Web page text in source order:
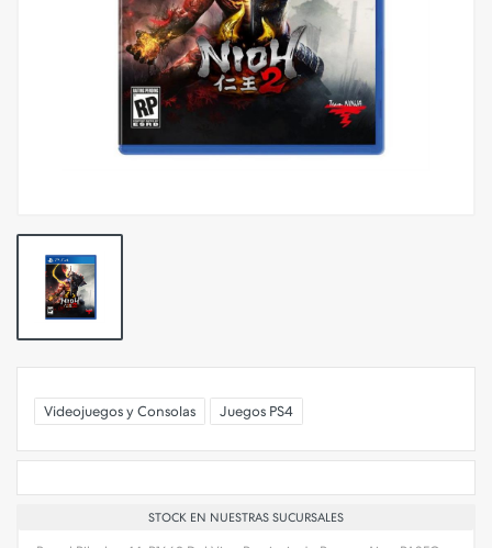
Videojuegos y Consolas Juegos PS4
STOCK EN NUESTRAS SUCURSALES